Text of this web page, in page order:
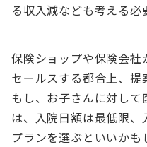
る収入減なども考える必
保険ショップや保険会社
セールスする都合上、提
もし、お子さんに対し
は、入院日額は最低限
プランを選ぶといいかも